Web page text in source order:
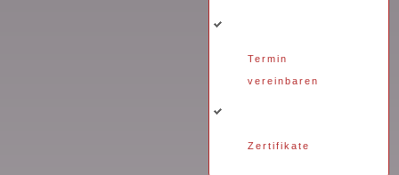
Termin
vereinbaren
Zertifikate